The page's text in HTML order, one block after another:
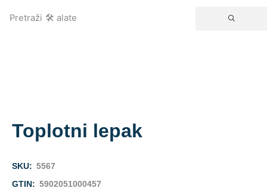
Pretraži 🛠️ alate
Toplotni lepak
SKU: 5567
GTIN: 5902051000457